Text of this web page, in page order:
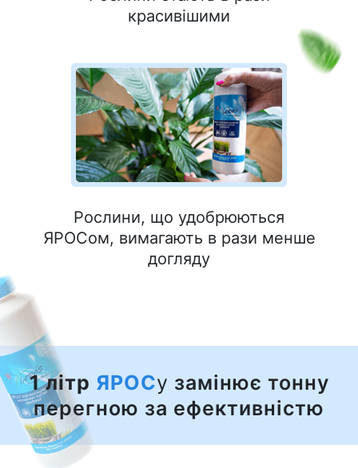
красивішими
Рослини, що удобрюються
ЯРОСом, вимагають в рази менше
догляду
1 літр ЯРОСу замінює тонну
перегною за ефективністю